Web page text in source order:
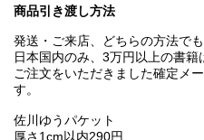
商品引き渡し方法
発送・ご来店、どちらの方法でも
日本国内のみ、3万円以上の書籍
ご注文をいただきました確定メ
す。
佐川ゆうパケット
厚さ1cm以内290円